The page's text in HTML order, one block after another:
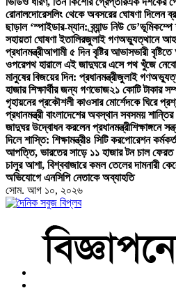
রোনালদোরেসলিং থেকে অবসরের ঘোষণা দিলেন
ছাড়াল ‘স্পাইডার-ম্যান: ব্র্যান্ড নিউ ডে’
সহায়তা ঘোষণা ইতালিরজুলাই গণঅভ্যুত্থানে
প্রধানমন্ত্রীআগামী ৫ দিন বৃষ্টির আভাসভারী
ওপরেপথ হারালে এই জাদুঘরে এসে পথ খুঁজে
মানুষের বিজয়ের দিন: প্রধানমন্ত্রীজুলাই
হাজার শিক্ষার্থীর জন্য গণভোজ২১ কোটি টাকার
গৃহায়নের প্রকৌশলী কাওসার মোর্শেদকে ঘিরে
প্রধানমন্ত্রী বাংলাদেশের অবস্থান সবসময় শান্তির
জাদুঘর উদ্বোধন করলেন প্রধানমন্ত্রীশিক্ষাঙ্গনে
দিলে শাস্তি: শিক্ষামন্ত্রী৪ সিটি করপোরেশন
আপত্তি, ভারতের সাড়ে ১১ হাজার টন চাল ফেরত
চালুর আশা, বিশ্ববাজারে কমল তেলের দামনারী
অভিযোগে এনসিপি নেতাকে অব্যাহতি
সোম. আগ ১০, ২০২৬
বাংলা নিউজ পেপার